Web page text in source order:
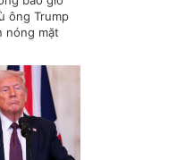
ông Trump
nóng mặt